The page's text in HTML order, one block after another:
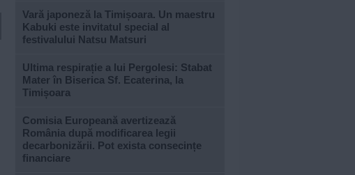
Vară japoneză la Timișoara. Un maestru
Kabuki este invitatul special al
festivalului Natsu Matsuri
Ultima respirație a lui Pergolesi: Stabat
Mater în Biserica Sf. Ecaterina, la
Timișoara
Comisia Europeană avertizează
România după modificarea legii
decarbonizării. Pot exista consecințe
financiare